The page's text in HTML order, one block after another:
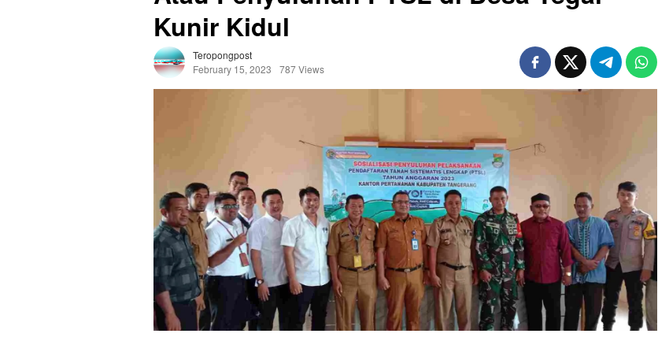
Kunir Kidul
Teropongpost
February 15, 2023
787 Views